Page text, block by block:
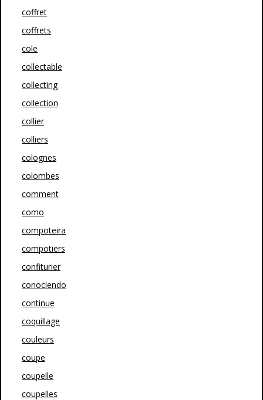
coffret
coffrets
cole
collectable
collecting
collection
collier
colliers
colognes
colombes
comment
como
compoteira
compotiers
confiturier
conociendo
continue
coquillage
couleurs
coupe
coupelle
coupelles